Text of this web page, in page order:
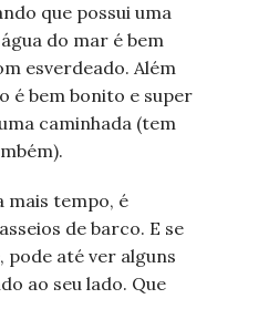
que possui uma
do mar é bem
esverdeado. Além
é bem bonito e super
caminhada (tem
mais tempo, é
de barco. E se
até ver alguns
ao seu lado. Que